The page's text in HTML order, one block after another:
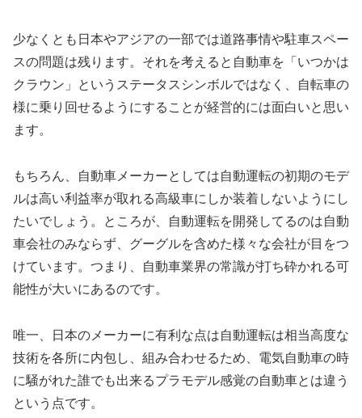
少なくとも日本やアジアの一部では道路事情や駐車スペー
スの問題は残ります。それを考えると自動車を「いつかは
クラウン」というステータスシンボルではなく、自転車の
様に乗り回せるようにすることが経営的には面白いと思い
ます。
もちろん、自動車メーカーとしては自動運転の初期のモデ
ルは高い利益率が取れる高級車にしか装着しないようにし
たいでしょう。ところが、自動運転を開発してるのは自動
車会社のみならず、グーグルを含めた様々な会社が目をつ
けています。つまり、自動車業界の常識が打ち砕かれる可
能性が大いにあるのです。
唯一、日本のメーカーに有利な点は自動運転は相当高度な
技術を各所に内包し、組み合わせるため、電気自動車の時
に騒がれた誰でも出来るプラモデル感覚の自動車とは違う
という点です。